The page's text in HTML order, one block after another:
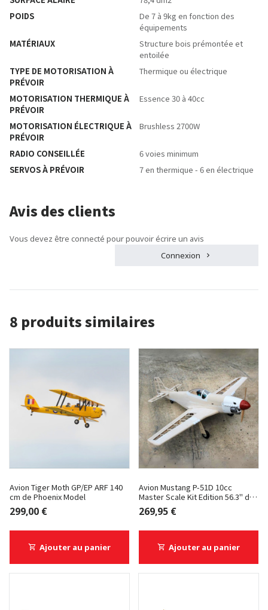
POIDS
De 7 à 9kg en fonction des
équipements
MATÉRIAUX
Structure bois prémontée et
entoilée
TYPE DE MOTORISATION À
PRÉVOIR
Thermique ou électrique
MOTORISATION THERMIQUE À
PRÉVOIR
Essence 30 à 40cc
MOTORISATION ÉLECTRIQUE À
PRÉVOIR
Brushless 2700W
RADIO CONSEILLÉE
6 voies minimum
SERVOS À PRÉVOIR
7 en thermique - 6 en électrique
Avis des clients
Vous devez être connecté pour pouvoir écrire un avis
Connexion
8 produits similaires
Avion Tiger Moth GP/EP ARF 140
cm de Phoenix Model
299,00 €
Ajouter au panier
Avion Mustang P-51D 10cc
Master Scale Kit Edition 56.3" de
Seagull
269,95 €
Ajouter au panier